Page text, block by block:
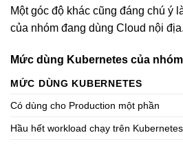
Một góc độ khác cũng đáng chú ý
của nhóm đang dùng Cloud nội địa.
Mức dùng Kubernetes của
MỨC DÙNG KUBERNETES
Có dùng cho Production một phần
Hầu hết workload chạy trên Kubernetes